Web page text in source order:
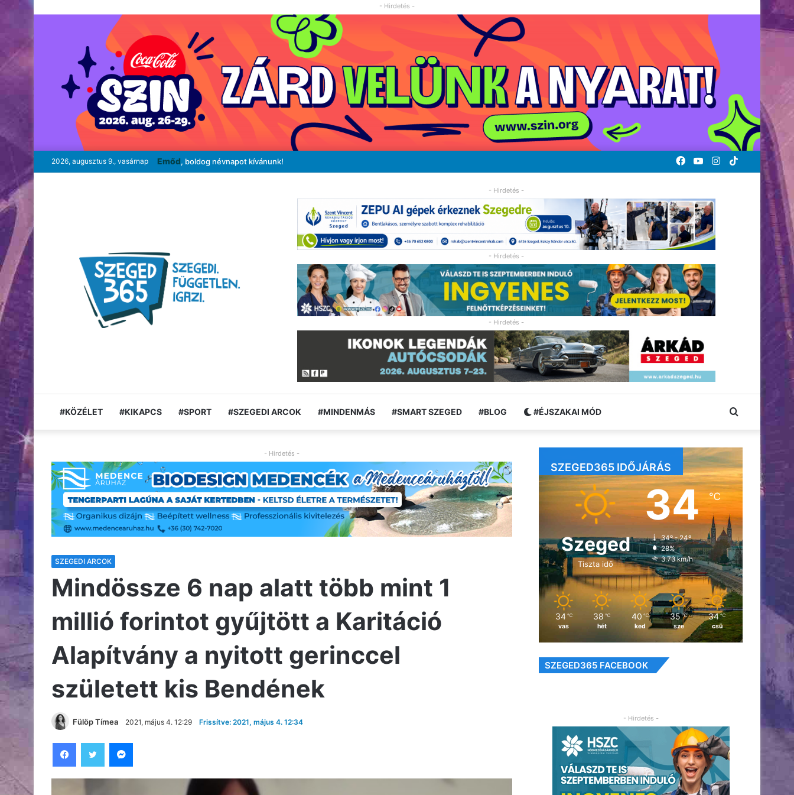
- Hirdetés -
2026, augusztus 9., vasárnap Emőd, boldog névnapot kívánunk! TikTok
Instagram
YouTube
Facebook
- Hirdetés -
- Hirdetés -
- Hirdetés -
#KÖZÉLET #KIKAPCS #SPORT #SZEGEDI ARCOK #MINDENMÁS #SMART SZEGED #BLOG #ÉJSZAKAI MÓD Keresés:
- Hirdetés -
SZEGEDI ARCOK
Mindössze 6 nap alatt több mint 1
millió forintot gyűjtött a Karitáció
Alapítvány a nyitott gerinccel
született kis Bendének
Fülöp Tímea 2021, május 4. 12:29 Frissítve: 2021, május 4. 12:34
SZEGED365 IDŐJÁRÁS
Szeged
Tiszta idő
34℃
34º - 24º
28%
3.73 km/h
34 ℃
vas
38 ℃
hét
40 ℃
ked
35 ℃
sze
34 ℃
csü
SZEGED365 FACEBOOK
- Hirdetés -